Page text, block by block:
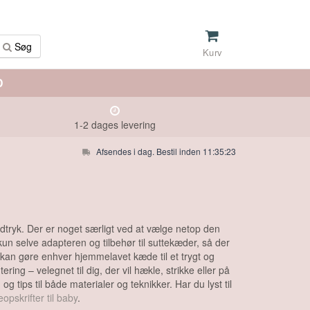
Søg Kurv
1-2 dages levering
Afsendes i dag. Bestil inden 11:35:23
Der er noget særligt ved at vælge netop den
selve adapteren og tilbehør til suttekæder, så der
gøre enhver hjemmelavet kæde til et trygt og
– velegnet til dig, der vil hækle, strikke eller på
tips til både materialer og teknikker. Har du lyst til
til baby.